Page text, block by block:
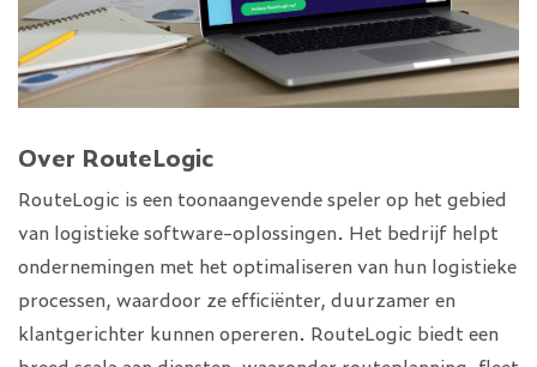
Over RouteLogic
RouteLogic is een toonaangevende speler op het gebied
van logistieke software-oplossingen. Het bedrijf helpt
ondernemingen met het optimaliseren van hun logistieke
processen, waardoor ze efficiënter, duurzamer en
klantgerichter kunnen opereren. RouteLogic biedt een